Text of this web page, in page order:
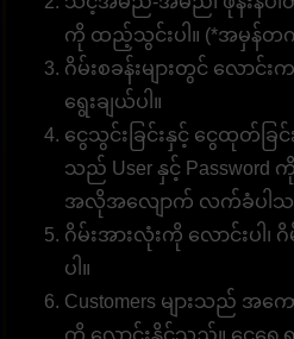
ကို ထည့်သွင်းပါ။ (*အမှန်တ
ဂိမ်းစခန်းများတွင် လောင်းက
ရွေးချယ်ပါ။
ငွေသွင်းခြင်းနှင့် ငွေထုတ်ခြင်
သည် User နှင့်
အလိုအလျောက် လက်ခံပါ
ဂိမ်းအားလုံးကို လောင်းပါ၊ ဂိ
ပါ။
Customers များသည် အ
ကို လောင်းနိုင်သည်။ ငွေ